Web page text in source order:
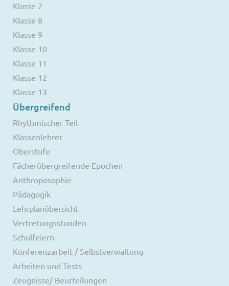
Klasse 7
Klasse 8
Klasse 9
Klasse 10
Klasse 11
Klasse 12
Klasse 13
Übergreifend
Rhythmischer Teil
Klassenlehrer
Oberstufe
Fächerübergreifende Epochen
Anthroposophie
Pädagogik
Lehrplanübersicht
Vertretungsstunden
Schulfeiern
Konferenzarbeit / Selbstverwaltung
Arbeiten und Tests
Zeugnisse/ Beurteilungen